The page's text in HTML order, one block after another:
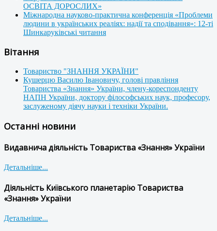
ОСВІТА ДОРОСЛИХ»
Міжнародна науково-практична конференція «Проблеми
людини в українських реаліях: надії та сподівання»: 12-ті
Шинкаруківські читання
Вітання
Товариство "ЗНАННЯ УКРАЇНИ"
Кушерцю Василю Івановичу, голові правління
Товариства «Знання» України, члену-кореспонденту
НАПН України, доктору філософських наук, професору,
заслуженому діячу науки і техніки України.
Останні новини
Видавнича діяльність Товариства «Знання» України
Детальніше...
Діяльність Київського планетарію Товариства
«Знання» України
Детальніше...